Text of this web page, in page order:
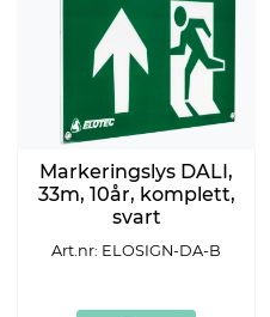
Markeringslys DALI,
33m, 10år, komplett,
svart
Art.nr: ELOSIGN-DA-B